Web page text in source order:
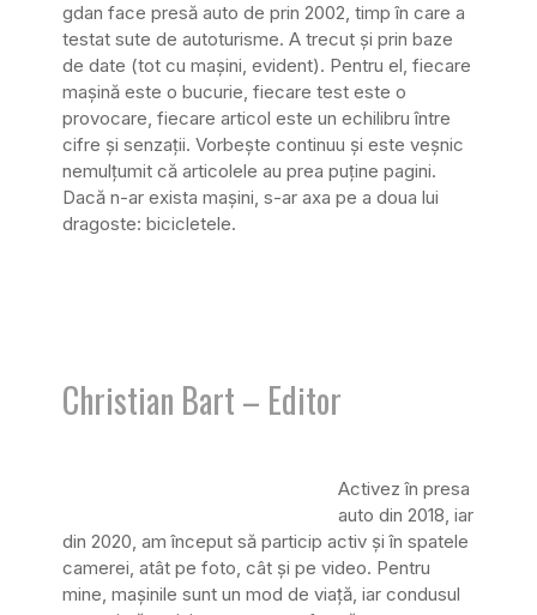
gdan face presă auto de prin 2002, timp în care a
testat sute de autoturisme. A trecut și prin baze
de date (tot cu mașini, evident). Pentru el, fiecare
mașină este o bucurie, fiecare test este o
provocare, fiecare articol este un echilibru între
cifre și senzații. Vorbește continuu și este veșnic
nemulțumit că articolele au prea puține pagini.
Dacă n-ar exista mașini, s-ar axa pe a doua lui
dragoste: bicicletele.
Christian Bart – Editor
Activez în presa
auto din 2018, iar
din 2020, am început să particip activ și în spatele
camerei, atât pe foto, cât și pe video. Pentru
mine, mașinile sunt un mod de viață, iar condusul